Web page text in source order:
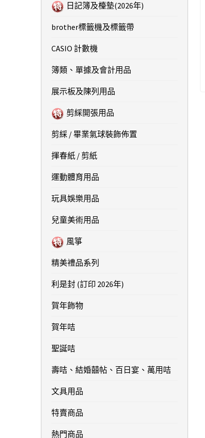
日記簿及檯墊(2026年)
brother標籤機及標籤帶
CASIO 計數機
簿類、單據及會計用品
展示板及陳列用品
剪綵開張用品
剪綵 / 畢業氣球裝飾佈置
揮春紙 / 剪紙
運動體育用品
玩具娛樂用品
兒童美術用品
風箏
精美禮品系列
利是封 (訂印 2026年)
賀年飾物
賀年咭
聖誕咭
壽咭、結婚囍帖、百日宴、萬用咭
文具用品
特賣商品
熱門商品